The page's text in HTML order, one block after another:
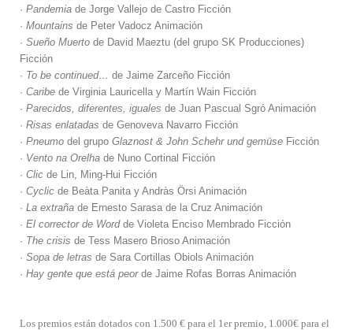
· Pandemia de Jorge Vallejo de Castro Ficción
· Mountains de Peter Vadocz Animación
· Sueño Muerto de David Maeztu (del grupo SK Producciones)
Ficción
· To be continued… de Jaime Zarceño Ficción
· Caribe de Virginia Lauricella y Martín Wain Ficción
· Parecidos, diferentes, iguales de Juan Pascual Sgró Animación
· Risas enlatadas de Genoveva Navarro Ficción
· Pneumo del grupo Glaznost & John Schehr und gemüse Ficción
· Vento na Orelha de Nuno Cortinal Ficción
· Clic de Lin, Ming-Hui Ficción
· Cyclic de Beàta Panita y Andràs Örsi Animación
· La extraña de Ernesto Sarasa de la Cruz Animación
· El corrector de Wordde Violeta Enciso Membrado Ficción
· The crisis de Tess Masero Brioso Animación
· Sopa de letras de Sara Cortillas Obiols Animación
· Hay gente que está peorde Jaime Rofas Borras Animación
Los premios están dotados con 1.500 € para el 1er premio, 1.000€ para el